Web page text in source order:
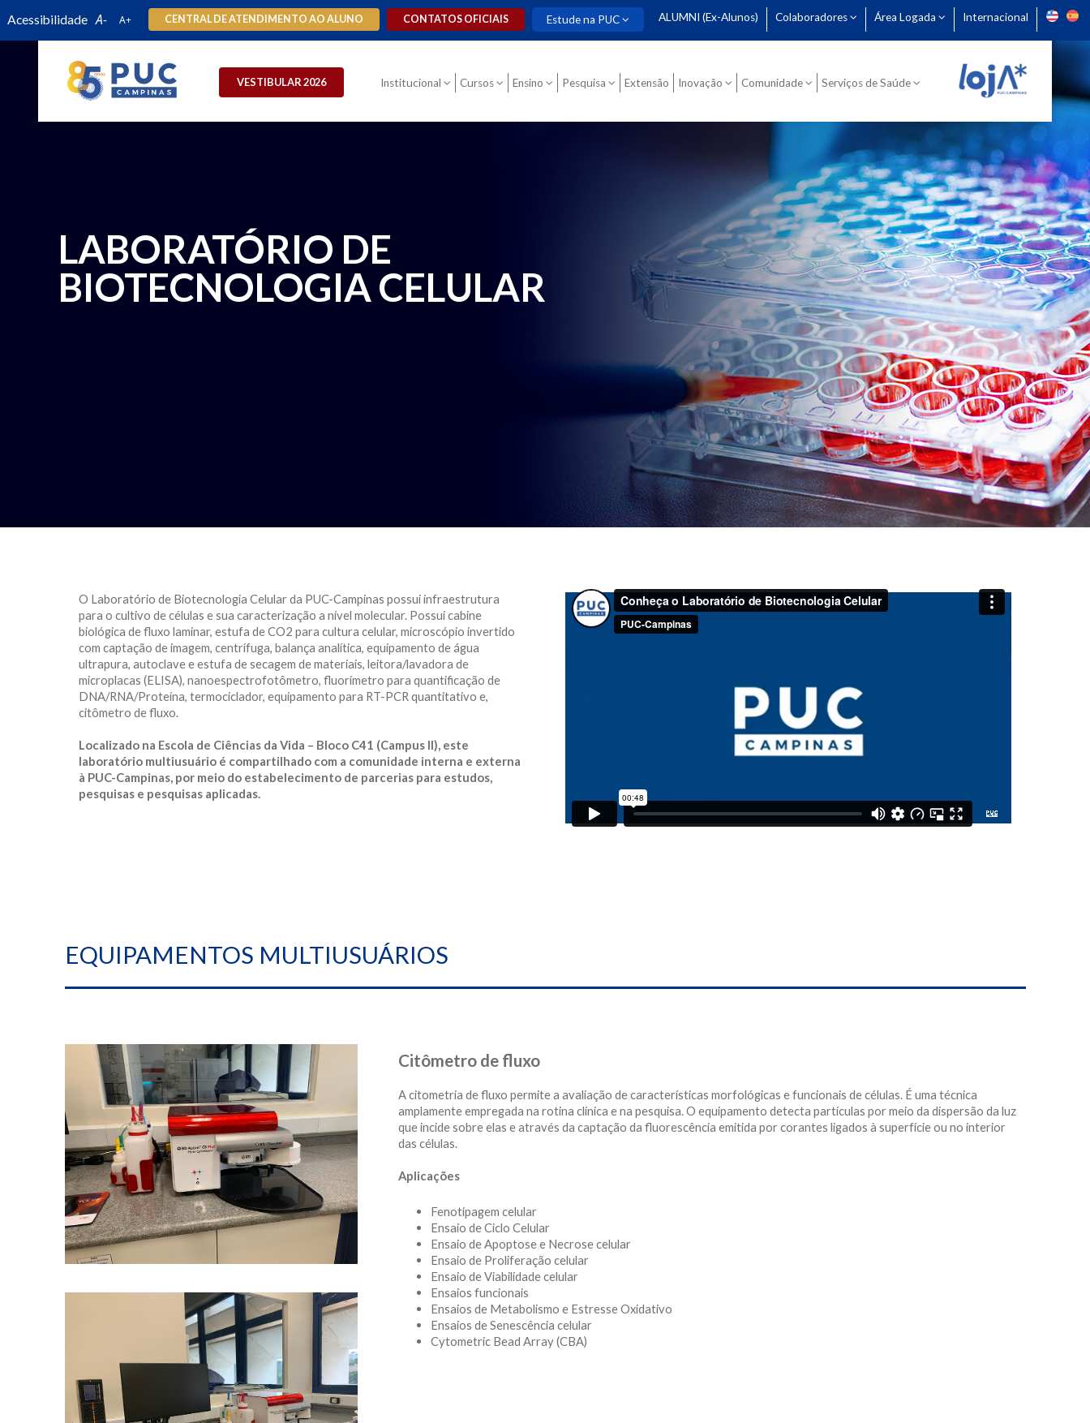
Acessibilidade CENTRAL DE ATENDIMENTO AO ALUNO CONTATOS OFICIAIS Estude na PUC ALUMNI (Ex-Alunos) Colaboradores Área Logada Internacional
VESTIBULAR 2026 Institucional Cursos Ensino Pesquisa Extensão Inovação Comunidade Serviços de Saúde
LABORATÓRIO DE
BIOTECNOLOGIA CELULAR
O Laboratório de Biotecnologia Celular da PUC-Campinas possui infraestrutura
para o cultivo de células e sua caracterização a nível molecular. Possui cabine
biológica de fluxo laminar, estufa de CO2 para cultura celular, microscópio invertido
com captação de imagem, centrífuga, balança analítica, equipamento de água
ultrapura, autoclave e estufa de secagem de materiais, leitora/lavadora de
microplacas (ELISA), nanoespectrofotômetro, fluorímetro para quantificação de
DNA/RNA/Proteína, termociclador, equipamento para RT-PCR quantitativo e,
citômetro de fluxo.
Localizado na Escola de Ciências da Vida – Bloco C41 (Campus II), este
laboratório multiusuário é compartilhado com a comunidade interna e externa
à PUC-Campinas, por meio do estabelecimento de parcerias para estudos,
pesquisas e pesquisas aplicadas.
EQUIPAMENTOS MULTIUSUÁRIOS
Citômetro de fluxo
A citometria de fluxo permite a avaliação de características morfológicas e funcionais de células. É uma técnica
amplamente empregada na rotina clínica e na pesquisa. O equipamento detecta partículas por meio da dispersão da luz
que incide sobre elas e através da captação da fluorescência emitida por corantes ligados à superfície ou no interior
das células.
Aplicações
Fenotipagem celular
Ensaio de Ciclo Celular
Ensaio de Apoptose e Necrose celular
Ensaio de Proliferação celular
Ensaio de Viabilidade celular
Ensaios funcionais
Ensaios de Metabolismo e Estresse Oxidativo
Ensaios de Senescência celular
Cytometric Bead Array (CBA)